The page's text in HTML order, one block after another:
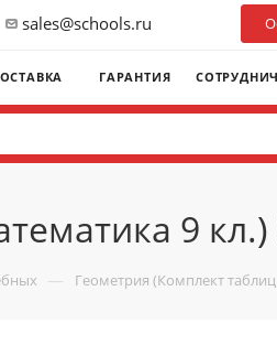
sales@schools.ru
ГАРАНТИЯ
9 кл.)
— Геометрия (Комплект